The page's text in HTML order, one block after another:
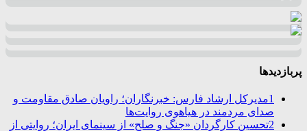
پربازدیدها
1مدیرکل ارشاد فارس: خبرنگاران؛ راویان صادق مقاومت و
صدای مردمند در هیاهوی روایت‌ها
2تحسین کارگردان «جنگ و صلح» از سینمای ایران؛ روایتی از